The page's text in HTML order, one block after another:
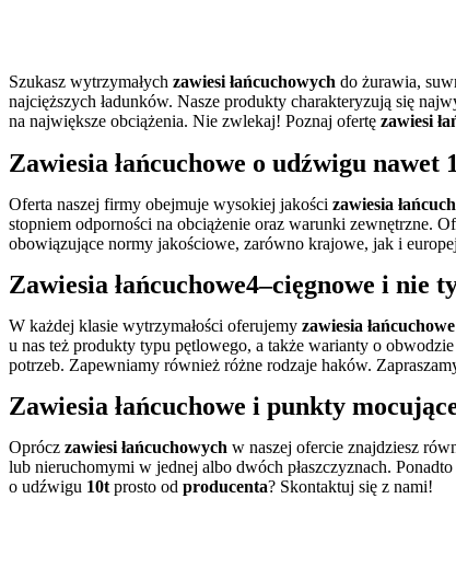
Szukasz wytrzymałych zawiesi łańcuchowych do żurawia,
najcięższych ładunków. Nasze produkty charakteryzują się
na największe obciążenia. Nie zwlekaj! Poznaj ofertę zawiesi
Zawiesia łańcuchowe o udźwigu nawet
Oferta naszej firmy obejmuje wysokiej jakości zawiesia
stopniem odporności na obciążenie oraz warunki zewnętrzne.
obowiązujące normy jakościowe, zarówno krajowe, jak i
Zawiesia łańcuchowe4–cięgnowe i nie
W każdej klasie wytrzymałości oferujemy zawiesia łańcuchowe
u nas też produkty typu pętlowego, a także warianty o
potrzeb. Zapewniamy również różne rodzaje haków.
Zawiesia łańcuchowe i punkty
Oprócz zawiesi łańcuchowych w naszej ofercie znajdziesz
lub nieruchomymi w jednej albo dwóch płaszczyznach.
o udźwigu 10t prosto od producenta? Skontaktuj się z nami!